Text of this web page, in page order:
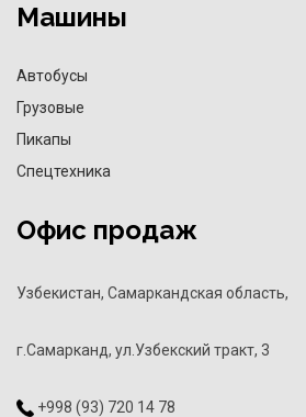
Машины
Автобусы
Грузовые
Пикапы
Спецтехника
Офис продаж
Узбекистан, Самаркандская область,
г.Самарканд, ул.Узбекский тракт, 3
+998 (93) 720 14 78